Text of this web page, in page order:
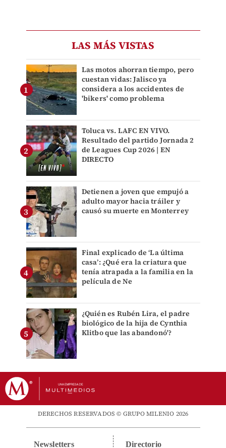
LAS MÁS VISTAS
Las motos ahorran tiempo, pero
cuestan vidas: Jalisco ya
considera a los accidentes de
'bikers' como problema
Toluca vs. LAFC EN VIVO.
Resultado del partido Jornada 2
de Leagues Cup 2026 | EN
DIRECTO
Detienen a joven que empujó a
adulto mayor hacia tráiler y
causó su muerte en Monterrey
Final explicado de ‘La última
casa’: ¿Qué era la criatura que
tenía atrapada a la familia en la
película de Ne
¿Quién es Rubén Lira, el padre
biológico de la hija de Cynthia
Klitbo que las abandonó'?
DERECHOS RESERVADOS © GRUPO MILENIO 2026
Newsletters Directorio